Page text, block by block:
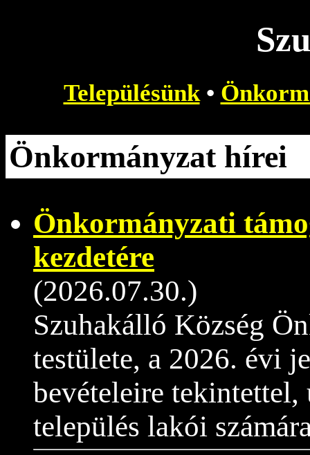
Településünk•
Önkormányzat hírei
Önkormányzati
kezdetére
(2026.07.30.)
Szuhakálló Község
testülete, a 2026. évi
bevételeire tekintettel,
település lakói